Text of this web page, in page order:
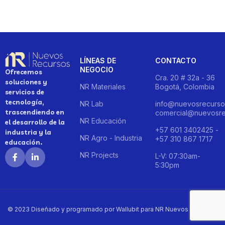
Ofrecemos
soluciones y
servicios de
tecnología,
trascendiendo en
el desarrollo de la
industria y la
educación.
LÍNEAS DE
NEGOCIO
NR Materiales
NR Lab
NR Educación
NR Agro - Industria
NR Projects
CONTACTO
Cra. 20 # 32a - 36
Bogotá, Colombia
+57 601 3402425 -
+57 310 867 1717
L-V: 07:30am-
5:30pm
© 2023 Diseñado y programado por Wallubit para NR Nuevos Recursos